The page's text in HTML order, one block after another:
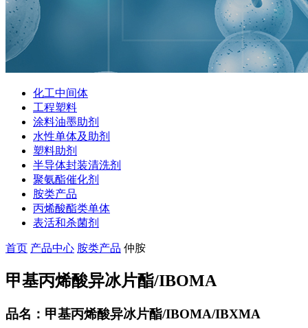
化工中间体
工程塑料
涂料油墨助剂
水性单体及助剂
塑料助剂
半导体封装清洗剂
聚氨酯催化剂
胺类产品
丙烯酸酯类单体
表活和杀菌剂
首页 产品中心 胺类产品 仲胺
甲基丙烯酸异冰片酯/IBOMA
品名：甲基丙烯酸异冰片酯/IBOMA/IBXMA